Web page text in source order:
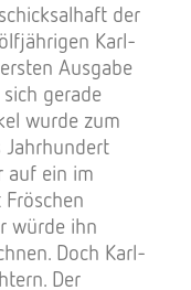
der
Karl-
Ausgabe
gerade
wurde zum
Jahrhundert
auf ein im
würde ihn
Doch Karl-
Der